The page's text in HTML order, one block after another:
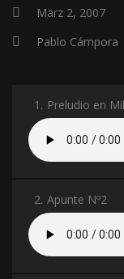
März 2, 2007
Pablo Cámpora
1. Preludio en
2. Apunte Nº2